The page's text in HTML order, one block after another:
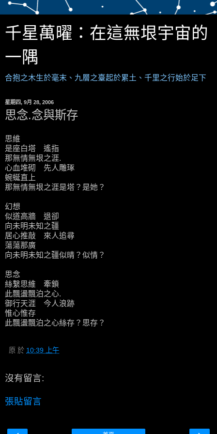
千星萬曜：在這無垠宇宙的
一隅
合抱之木生於毫末、九層之臺起於累土、千里之行始於足下
星期四, 9月 28, 2006
思念.念與斯存
思維
是座白塔 遙指
那無情無垠之涯.
心血堆砌 先人雕琢
蜿蜒直上
那無情無垠之涯是塔？是她？
幻想
似道高牆 退卻
向未明未知之疆
居心推敲 來人追尋
蕩蕩那廣
向未明未知之疆似晴？似情？
思念
絲繫思維 牽鎖
此飄盪飄泊之心.
御行天涯 今人浪跡
惟心惟存
此飄盪飄泊之心絲存？思存？
原 於 10:39 上午
沒有留言:
張貼留言